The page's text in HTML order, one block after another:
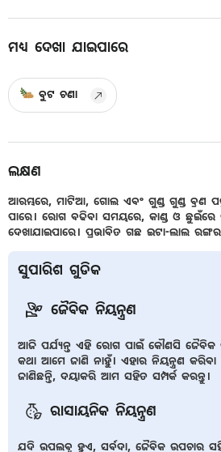
ମଧ୍ୟ ଦେଖା ଯାଇପାରେ
ବୁଟ ଚଣା
ଲକ୍ଷଣ
ଆରମ୍ଭରେ, ମାଟିଆ, ଗୋଲ ଏବଂ ଗୁଣ୍ଡ ଗୁଣ୍ଡ ବ୍ରଣ
ପାରେ। ରୋଗ ବଢିବା ସମୟରେ, କାଣ୍ଡ ଓ ଛୁଇଁରେ
ଦେଖାଯାଇପାରେ। ପ୍ରଭାବିତ ଗଛ ଇଟା-ଲାଲ
ସୁପାରିଶ ଗୁଡିକ
ଜୈବିକ ନିୟନ୍ତ୍ରଣ
ଆଜି ପର୍ଯ୍ୟନ୍ତ ଏହି ରୋଗ ପାଇଁ କୌଣସି ଜୈବିକ
କଥା ଆମେ ଜାଣି ନାହୁଁ। ଏହାର ନିୟନ୍ତ୍ରଣ
ଜାଣିଛନ୍ତି, ଦୟାକରି ଆମ ସହିତ ସମ୍ପର୍କ କରନ୍ତୁ।
ରାସାୟନିକ ନିୟନ୍ତ୍ରଣ
ଯଦି ଉପଲବ୍ଧ ହୁଏ, ସର୍ବଦା, ଜୈବିକ ଉପଚାର